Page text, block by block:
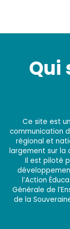
Qui
Ce site est
communication
régional et
largement sur la
Il est piloté
l’Action
Générale de
de la